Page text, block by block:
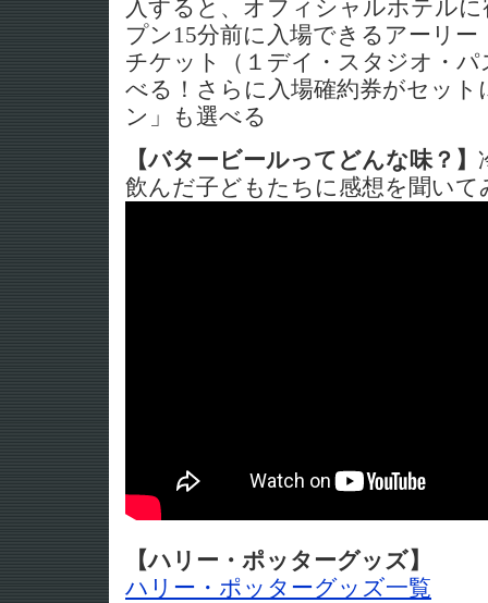
入すると、オフィシャルホテル
プン15分前に入場できるアーリ
チケット（１デイ・スタジオ・パ
べる！さらに入場確約券がセット
ン」も選べる
【バタービールってどんな味？】
飲んだ子どもたちに感想を聞いて
【ハリー・ポッターグッズ】
ハリー・ポッターグッズ一覧